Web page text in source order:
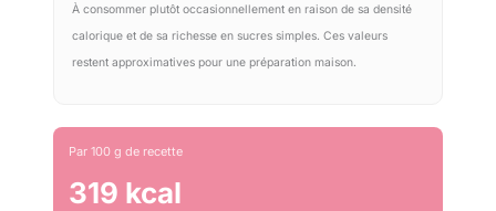
À consommer plutôt occasionnellement en raison de sa densité
calorique et de sa richesse en sucres simples. Ces valeurs
restent approximatives pour une préparation maison.
Par 100 g de recette
319 kcal